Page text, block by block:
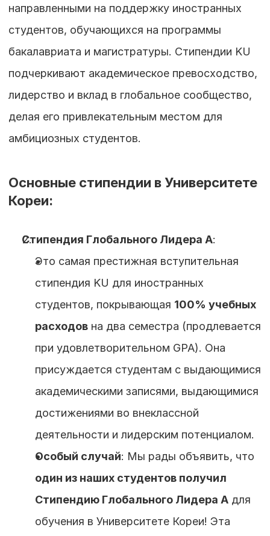
направленными на поддержку иностранных
студентов, обучающихся на программы
бакалавриата и магистратуры. Стипендии KU
подчеркивают академическое превосходство,
лидерство и вклад в глобальное сообщество,
делая его привлекательным местом для
амбициозных студентов.
Основные стипендии в Университете
Кореи:
Стипендия Глобального Лидера A:
Это самая престижная вступительная
стипендия KU для иностранных
студентов, покрывающая 100% учебных
расходов на два семестра (продлевается
при удовлетворительном GPA). Она
присуждается студентам с выдающимися
академическими записями, выдающимися
достижениями во внеклассной
деятельности и лидерским потенциалом.
Особый случай
один из наших студентов получил
Стипендию Глобального Лидера A для
обучения в Университете Кореи! Эта